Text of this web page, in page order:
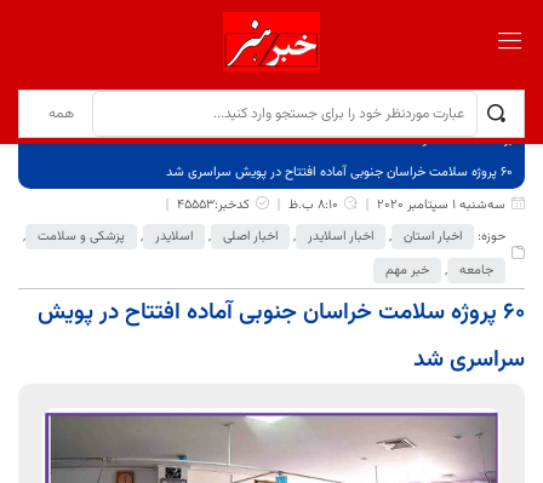
برگ نخست
نوشته‌ها
۶۰ پروژه سلامت خراسان جنوبی آماده افتتاح در پویش سراسری شد
سه‌شنبه 1 سپتامبر 2020
8:10 ب.ظ
کدخبر:45553
حوزه:
اخبار استان , اخبار اسلایدر , اخبار اصلی , اسلایدر , پزشکی و سلامت ,
جامعه , خبر مهم
۶۰ پروژه سلامت خراسان جنوبی آماده افتتاح در پویش
سراسری شد